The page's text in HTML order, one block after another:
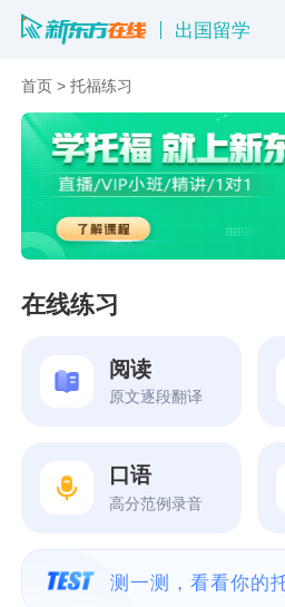
出国留学
首页 >托福练习
在线练习
阅读
原文逐段翻译
口语
高分范例录音
测一测，看看你的